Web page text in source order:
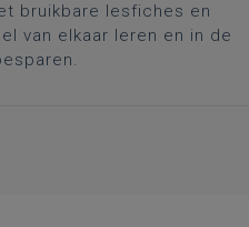
bruikbare lesfiches en
van elkaar leren en in de